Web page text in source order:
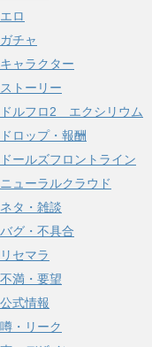
エロ
ガチャ
キャラクター
ストーリー
ドルフロ2 エクシリウム
ドロップ・報酬
ドールズフロントライン
ニューラルクラウド
ネタ・雑談
バグ・不具合
リセマラ
不満・要望
公式情報
噂・リーク